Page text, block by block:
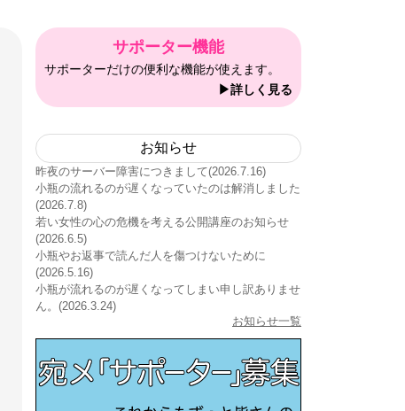
サポーター機能
サポーターだけの便利な機能が使えます。
▶詳しく見る
お知らせ
昨夜のサーバー障害につきまして(2026.7.16)
小瓶の流れるのが遅くなっていたのは解消しました
(2026.7.8)
若い女性の心の危機を考える公開講座のお知らせ
(2026.6.5)
小瓶やお返事で読んだ人を傷つけないために
(2026.5.16)
小瓶が流れるのが遅くなってしまい申し訳ありませ
ん。(2026.3.24)
お知らせ一覧